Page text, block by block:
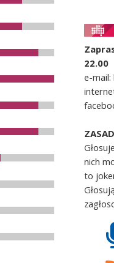
22.00
e-mail:
nich
to